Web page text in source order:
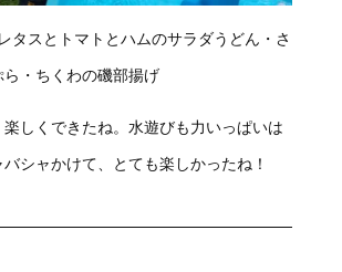
タスとトマトとハムのサラダうどん・さ
・ちくわの磯部揚げ
楽しくできたね。水遊びも力いっぱいは
シャかけて、とても楽しかったね！